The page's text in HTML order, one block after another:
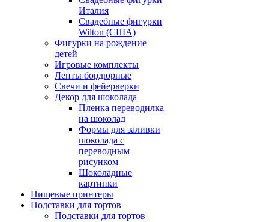
Италия
Свадебные фигурки
Wilton (США)
Фигурки на рождение
детей
Игровые комплекты
Ленты бордюрные
Свечи и фейерверки
Декор для шоколада
Пленка переводилка
на шоколад
Формы для заливки
шоколада с
переводным
рисунком
Шоколадные
картинки
Пищевые принтеры
Подставки для тортов
Подставки для тортов